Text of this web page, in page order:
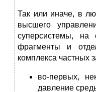
Так или иначе, в
высшего
суперсистемы,
фрагменты и
комплекса частных
во-первых,
давление